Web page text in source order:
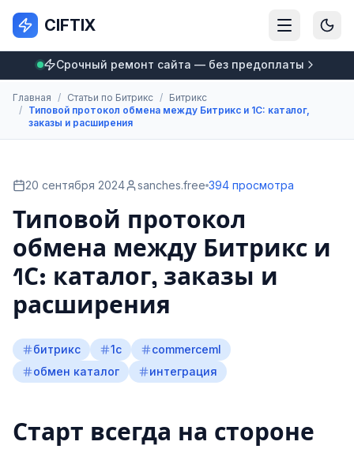
CIFTIX
Срочный ремонт сайта — без предоплаты
Главная / Статьи по Битрикс / Битрикс
/ Типовой протокол обмена между Битрикс и 1С: каталог,
заказы и расширения
20 сентября 2024 sanches.free 394 просмотра
Типовой протокол
обмена между Битрикс и
1С: каталог, заказы и
расширения
битрикс 1с
commerceml
обмен каталог
интеграция
Старт всегда на стороне